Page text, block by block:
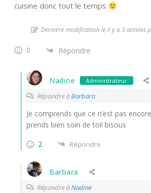
cuisine donc tout le temps
Dernière modification le il y a 3 années
0 Répondre
Nadine Administrateur
Répondre àBarbara
Je comprends que ce n’est pas
prends bien soin de toi! bisous
2
Répondre
Barbara
Répondre àNadine